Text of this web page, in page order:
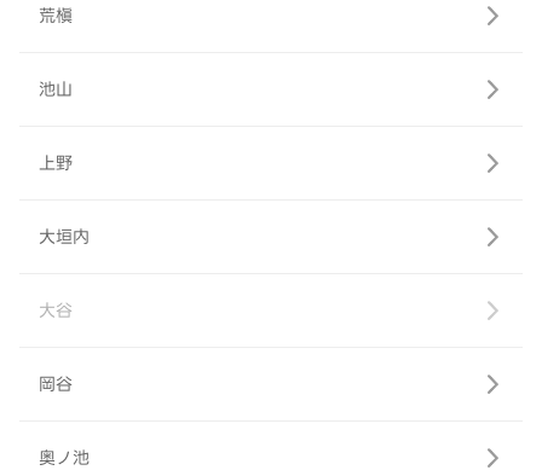
荒槇
池山
上野
大垣内
大谷
岡谷
奥ノ池